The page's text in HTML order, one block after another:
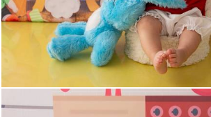
442 8